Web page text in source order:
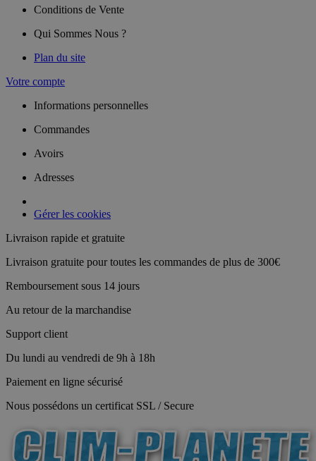
Conditions de Vente
Qui Sommes Nous ?
Plan du site
Votre compte
Informations personnelles
Commandes
Avoirs
Adresses
Gérer les cookies
Livraison rapide et gratuite
Livraison gratuite pour toutes les commandes de plus de 300€
Remboursement sous 14 jours
Au retour de la marchandise
Support client
Du lundi au vendredi de 9h à 18h
Paiement en ligne sécurisé
Nous possédons un certificat SSL / Secure